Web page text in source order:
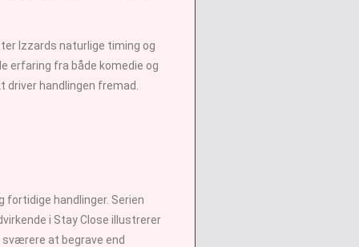
Izzards naturlige timing og
erfaring fra både komedie og
driver handlingen fremad.
handlinger. Serien
i Stay Close illustrerer
at begrave end